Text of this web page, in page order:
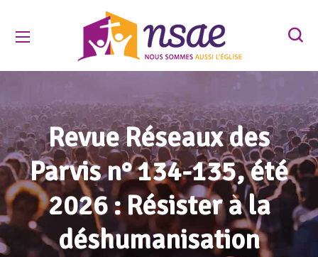
Revue Réseaux des
Parvis n° 134-135, été
2026 : Résister à la
déshumanisation